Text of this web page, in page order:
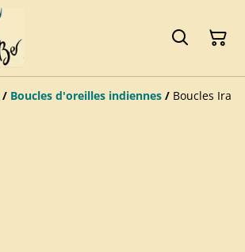
/ Boucles d'oreilles indiennes / Boucles Ira